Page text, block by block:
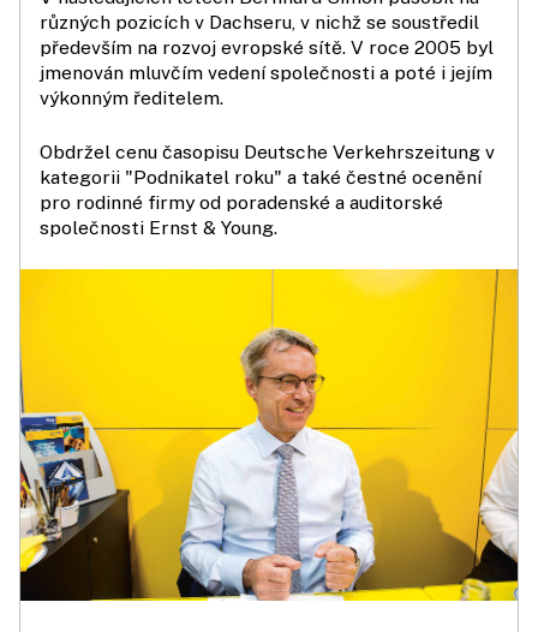
různých pozicích v Dachseru, v nichž se soustředil
především na rozvoj evropské sítě. V roce 2005 byl
jmenován mluvčím vedení společnosti a poté i jejím
výkonným ředitelem.
Obdržel cenu časopisu Deutsche Verkehrszeitung v
kategorii "Podnikatel roku" a také čestné ocenění
pro rodinné firmy od poradenské a auditorské
společnosti Ernst & Young.